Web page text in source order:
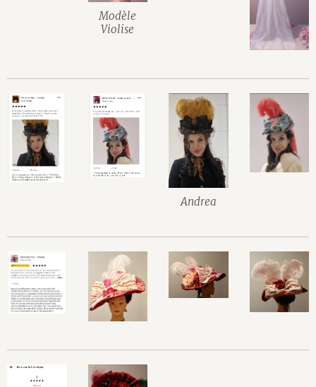
Modèle
Violise
Andrea